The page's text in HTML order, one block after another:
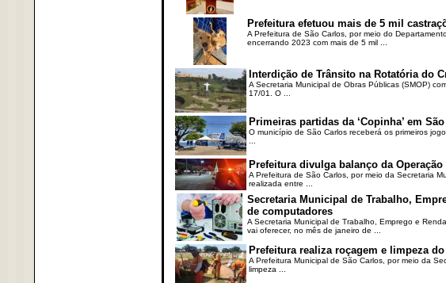
Prefeitura efetuou mais de 5 mil
A Prefeitura de São Carlos, por meio do
encerrando 2023 com mais de 5 mil ...
Interdição de Trânsito na Rotatória do
A Secretaria Municipal de Obras Públicas (SMOP)
17/01. O ...
Primeiras partidas da ‘Copinha’ em
O município de São Carlos receberá os primeiros
Prefeitura divulga balanço da Operação
A Prefeitura de São Carlos, por meio da Secretaria
realizada entre ...
Secretaria Municipal de Trabalho,
de computadores
A Secretaria Municipal de Trabalho, Emprego e
vai oferecer, no mês de janeiro de ...
Prefeitura realiza roçagem e limpeza
A Prefeitura Municipal de São Carlos, por meio da
limpeza ...